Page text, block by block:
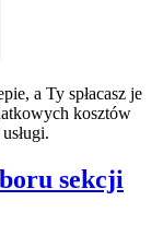
a Ty spłacasz je
kosztów
sekcji